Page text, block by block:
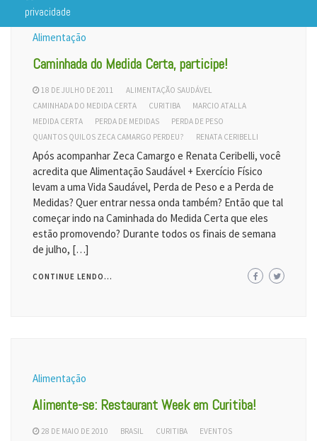
privacidade
Alimentação
Caminhada do Medida Certa, participe!
18 DE JULHO DE 2011
ALIMENTAÇÃO SAUDÁVEL
CAMINHADA DO MEDIDA CERTA
CURITIBA
MARCIO ATALLA
MEDIDA CERTA
PERDA DE MEDIDAS
PERDA DE PESO
QUANTOS QUILOS ZECA CAMARGO PERDEU?
RENATA CERIBELLI
Após acompanhar Zeca Camargo e Renata Ceribelli, você
acredita que Alimentação Saudável + Exercício Físico
levam a uma Vida Saudável, Perda de Peso e a Perda de
Medidas? Quer entrar nessa onda também? Então que tal
começar indo na Caminhada do Medida Certa que eles
estão promovendo? Durante todos os finais de semana
de julho, […]
CONTINUE LENDO...
Alimentação
Alimente-se: Restaurant Week em Curitiba!
28 DE MAIO DE 2010 BRASIL CURITIBA
EVENTOS